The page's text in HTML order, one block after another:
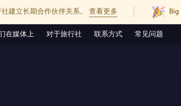
建立长期合作伙伴关系。 查看更多
在媒体上 对于旅行社 联系方式 常见问题